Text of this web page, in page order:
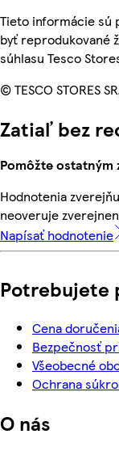
Tieto informácie sú
byť reprodukované
súhlasu Tesco
© TESCO STORES
Zatiaľ bez
Pomôžte ostatným
Hodnotenia
neoveruje
Napísať hodnotenie
Potrebujete
Cena
Bezpečnosť
Všeobecné
Ochrana
O nás